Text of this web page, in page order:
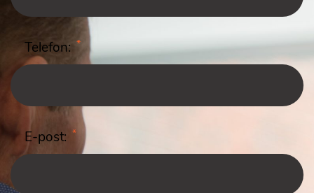
Telefon: *
E-post: *